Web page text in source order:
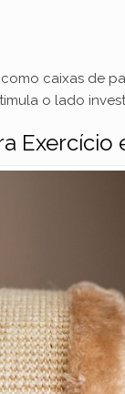
caixas
o lado
Exercício